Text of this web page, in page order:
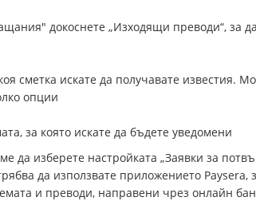
докоснете „Изходящи преводи“, за
сметка искате да получавате известия.
опции
за която искате да бъдете уведомени
да изберете настройката „Заявки за
да използвате приложението Paysera,
и преводи, направени чрез онлайн